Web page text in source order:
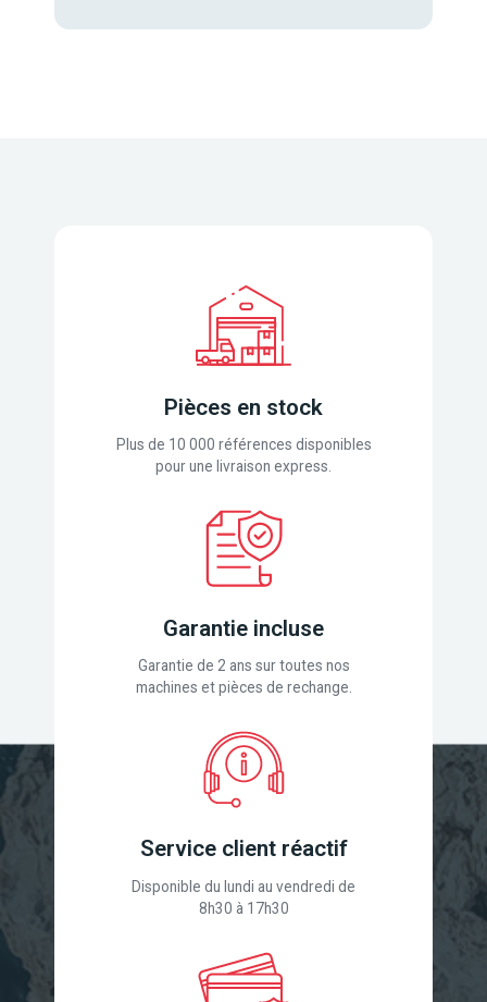
Pièces en stock
Plus de 10 000 références disponibles
pour une livraison express.
Garantie incluse
Garantie de 2 ans sur toutes nos
machines et pièces de rechange.
Service client réactif
Disponible du lundi au vendredi de
8h30 à 17h30